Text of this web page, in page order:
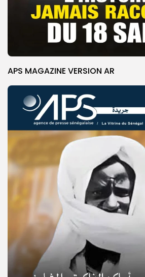
© Copyright 2025, APS
APS MAGAZINE VERSION AR